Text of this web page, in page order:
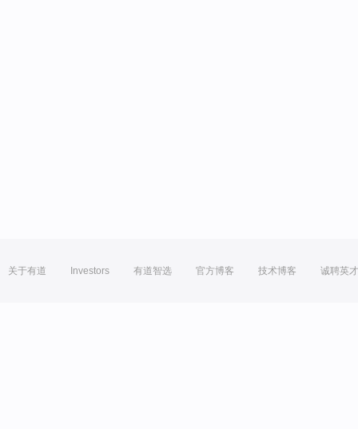
关于有道 Investors 有道智选 官方博客 技术博客 诚聘英才